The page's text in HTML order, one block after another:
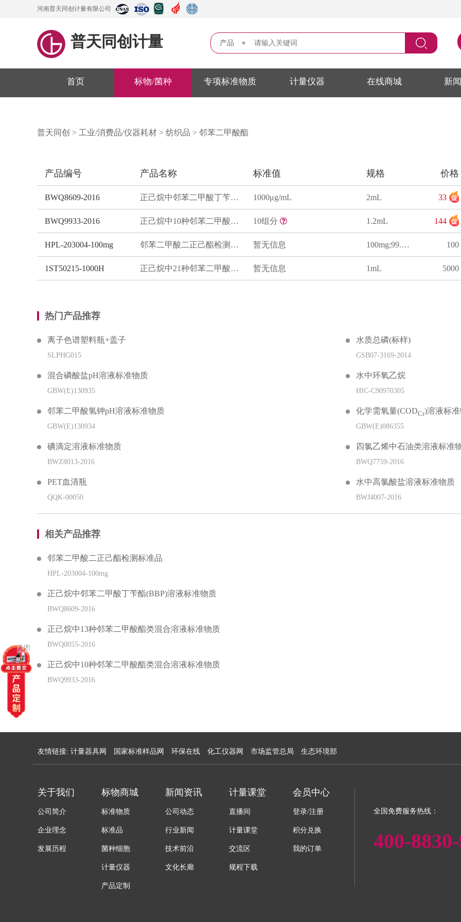
河南普天同创计量有限公司
普天同创计量 产品
首页 标物/菌种 专项标准物质 计量仪器 在线商城 新
普天同创 > 工业/消费品/仪器耗材 > 纺织品 > 邻苯二甲酸酯
产品编号 产品名称 标准值 规格 价格
BWQ8609-2016 正己烷中邻苯二甲酸丁苄酯(BBP)溶液标准物质 1000μg/mL 2mL 33
BWQ9933-2016 正己烷中10种邻苯二甲酸酯类混合溶液标准物质 10组分 1.2mL 144
HPL-203004-100mg 邻苯二甲酸二正己酯检测标准品 暂无信息 100mg;99.8%含量测定用,有证书 100
1ST50215-1000H 正己烷中21种邻苯二甲酸酯混标溶液(GBT18885-2020) 暂无信息 1mL 5000
热门产品推荐
离子色谱塑料瓶+盖子
SLPHG015
混合磷酸盐pH溶液标准物质
GBW(E)130935
邻苯二甲酸氢钾pH溶液标准物质
GBW(E)130934
碘滴定溶液标准物质
BWZ8013-2016
PET血清瓶
QQK-00050
水质总磷(标样)
GSB07-3169-2014
水中环氧乙烷
HIC-C90970305
化学需氧量(CODCr)溶液标
GBW(E)086355
四氯乙烯中石油类溶液标准
BWQ7759-2016
水中高氯酸盐溶液标准物质
BWJ4007-2016
相关产品推荐
邻苯二甲酸二正己酯检测标准品
HPL-203004-100mg
正己烷中邻苯二甲酸丁苄酯(BBP)溶液标准物质
BWQ8609-2016
正己烷中13种邻苯二甲酸酯类混合溶液标准物质
BWQ0055-2016
正己烷中10种邻苯二甲酸酯类混合溶液标准物质
BWQ9933-2016
友情链接: 计量器具网 国家标准样品网 环保在线 化工仪器网 市场监管总局 生态环境部
关于我们
公司简介
企业理念
发展历程
标物商城
标准物质
标准品
菌种细胞
计量仪器
产品定制
新闻资讯
公司动态
行业新闻
技术前沿
文化长廊
计量课堂
直播间
计量课堂
交流区
规程下载
会员中心
登录/注册
积分兑换
我的订单
全国免费服务热线：
400-
关闭